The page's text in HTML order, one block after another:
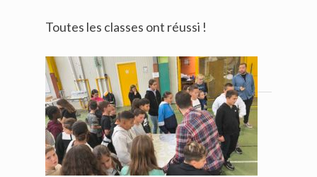
Toutes les classes ont réussi !